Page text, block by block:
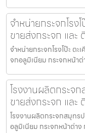
จำหน่ายกระจกโรง
ขายส่งกระจก แล
จำหน่ายกระจกโรงโป๊ะ ตะ
จกอลูมิเนียม กระจกหน้า
โรงงานผลิตกระจ
ขายส่งกระจก แล
โรงงานผลิตกระจกสมุทร
อลูมิเนียม กระจกหน้าต่า